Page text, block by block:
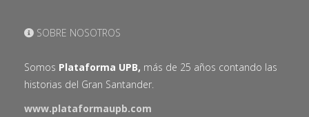
SOBRE NOSOTROS
Somos Plataforma UPB, más de 25 años contando las
historias del Gran Santander.
www.plataformaupb.com